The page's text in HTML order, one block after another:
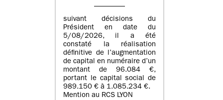
suivant décisions du
Président en date du
5/08/2026, il a été
constaté la réalisation
définitive de l’augmentation
de capital en numéraire d’un
montant de 96.084 €,
portant le capital social de
989.150 € à 1.085.234 €.
Mention au RCS LYON